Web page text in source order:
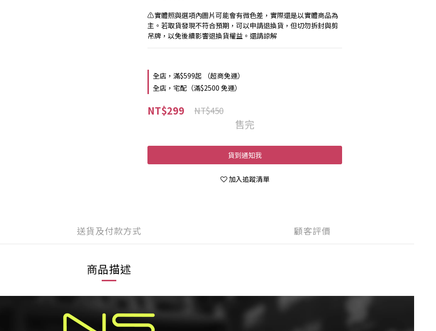
⚠️實體照與選項內圖片可能會有微色差，實際還是以實體商品為
主。若取貨發現不符合預期，可以申請退換貨，但切勿拆封與剪
吊牌，以免後續影響退換貨權益。還請諒解
全店，滿$599起 （超商免運）
全店，宅配（滿$2500 免運）
NT$299 NT$450
售完
貨到通知我
加入追蹤清單
送貨及付款方式 顧客評價
商品描述